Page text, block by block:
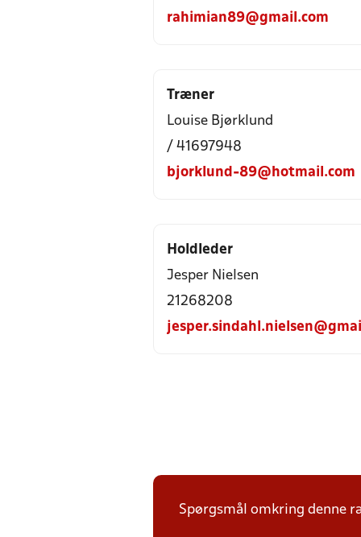
rahimian89@gmail.com
Træner
Louise Bjørklund
/ 41697948
bjorklund-89@hotmail.com
Holdleder
Jesper Nielsen
21268208
Spørgsmål omkring denne